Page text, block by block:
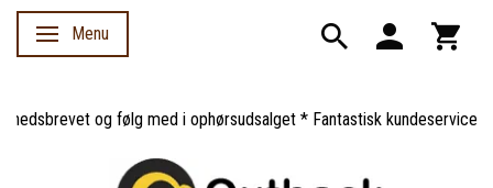
Skifte navigation
Menu
og følg med i ophørsudsalget * Fantastisk kundeservice *